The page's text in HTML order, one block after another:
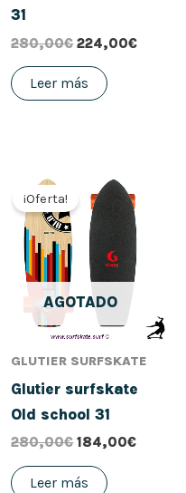
31
280,00€ 224,00€
Leer más
AGOTADO
¡Oferta!
GLUTIER SURFSKATE
Glutier surfskate
Old school 31
280,00€
precio
original
era:
280,00€.
184,00€
es:
Leer más